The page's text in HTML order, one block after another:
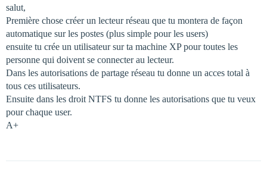
salut,
Première chose créer un lecteur réseau que tu montera de façon
automatique sur les postes (plus simple pour les users)
ensuite tu crée un utilisateur sur ta machine XP pour toutes les
personne qui doivent se connecter au lecteur.
Dans les autorisations de partage réseau tu donne un acces total à
tous ces utilisateurs.
Ensuite dans les droit NTFS tu donne les autorisations que tu veux
pour chaque user.
A+